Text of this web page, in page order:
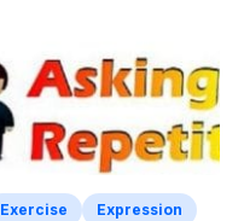
Exercise
Expression